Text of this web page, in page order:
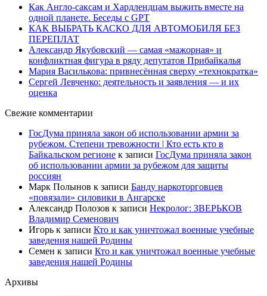
Как Англо-саксам и Хардлендцам выжить вместе на
одной планете. Беседы с GPT
КАК ВЫБРАТЬ КАСКО ДЛЯ АВТОМОБИЛЯ БЕЗ
ПЕРЕПЛАТ
Александр Якубовский — самая «мажорная» и
конфликтная фигура в ряду депутатов Прибайкалья
Мария Василькова: привнесённая сверху «технократка»
Сергей Левченко: деятельность и заявления — и их
оценка
Свежие комментарии
ГосДума приняла закон об использовании армии за
рубежом. Степени тревожности | Кто есть кто в
Байкальском регионе к записи ГосДума приняла закон
об использовании армии за рубежом для защиты
россиян
Марк Полынов к записи Банду наркоторговцев
«повязали» силовики в Ангарске
Александр Полозов к записи Некролог: ЗВЕРЬКОВ
Владимир Семенович
Игорь к записи Кто и как уничтожал военные учебные
заведения нашей Родины
Семен к записи Кто и как уничтожал военные учебные
заведения нашей Родины
Архивы